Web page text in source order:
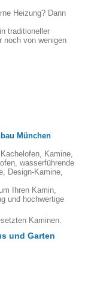
Heizung? Dann
traditioneller
noch von wenigen
München
Kamine,
wasserführende
Design-Kamine,
Ihren Kamin,
und hochwertige
Kaminen.
und Garten